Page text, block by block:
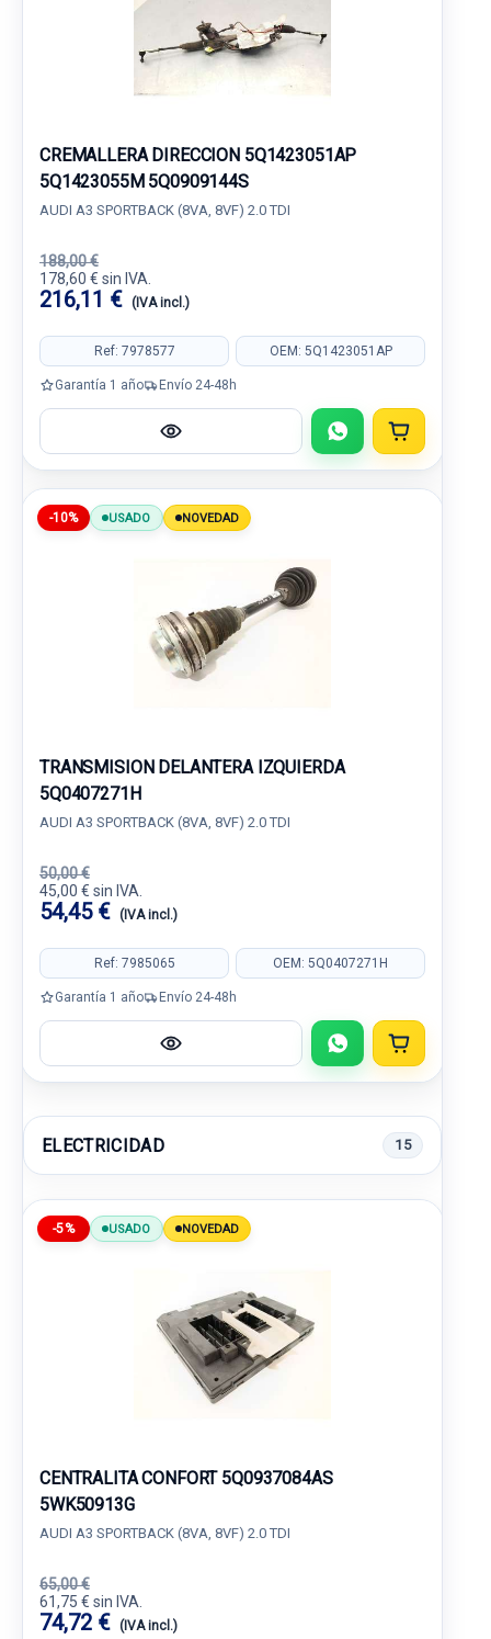
CREMALLERA DIRECCION 5Q1423051AP
5Q1423055M 5Q0909144S
AUDI A3 SPORTBACK (8VA, 8VF) 2.0 TDI
188,00 €
178,60 € sin IVA.
216,11 € (IVA incl.)
Ref: 7978577 OEM: 5Q1423051AP
Garantía 1 año Envío 24-48h
-10% USADO NOVEDAD
TRANSMISION DELANTERA IZQUIERDA
5Q0407271H
AUDI A3 SPORTBACK (8VA, 8VF) 2.0 TDI
50,00 €
45,00 € sin IVA.
54,45 € (IVA incl.)
Ref: 7985065 OEM: 5Q0407271H
Garantía 1 año Envío 24-48h
ELECTRICIDAD 15
-5% USADO NOVEDAD
CENTRALITA CONFORT 5Q0937084AS
5WK50913G
AUDI A3 SPORTBACK (8VA, 8VF) 2.0 TDI
65,00 €
61,75 € sin IVA.
74,72 € (IVA incl.)